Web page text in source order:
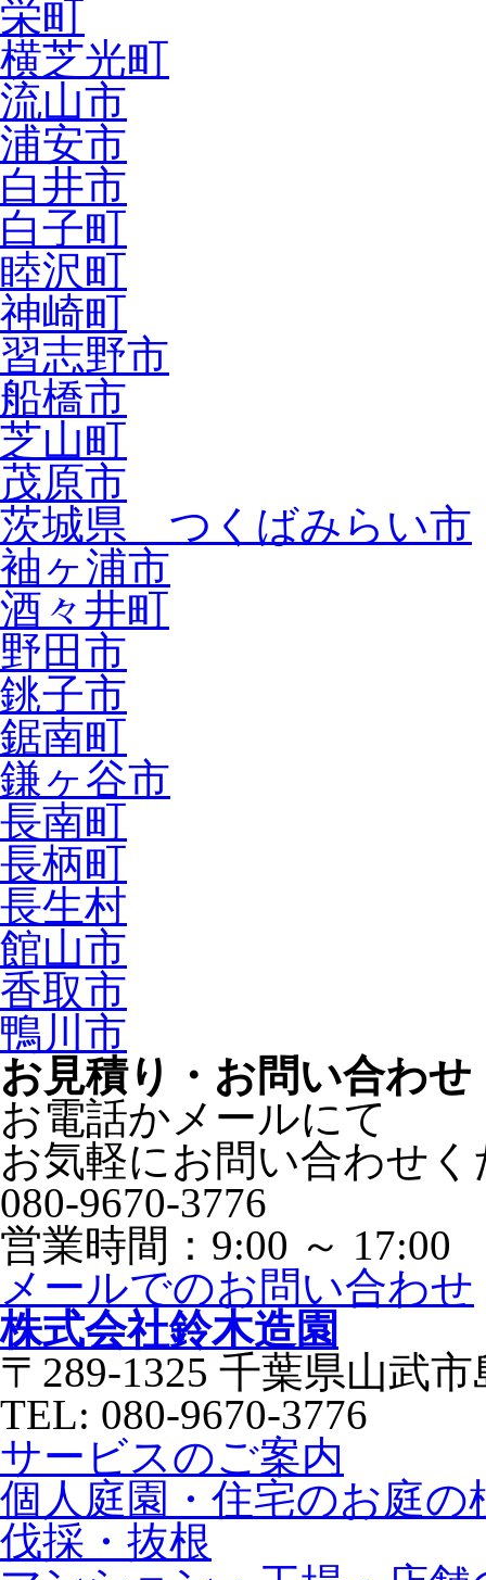
栄町
横芝光町
流山市
浦安市
白井市
白子町
睦沢町
神崎町
習志野市
船橋市
芝山町
茂原市
茨城県 つくばみらい市
袖ヶ浦市
酒々井町
野田市
銚子市
鋸南町
鎌ヶ谷市
長南町
長柄町
長生村
館山市
香取市
鴨川市
お見積り・お問い合わせ
お電話かメールにて
お気軽にお問い合わせ
080-9670-3776
営業時間：9:00 ～ 17:00
メールでのお問い合わせ
株式会社鈴木造園
〒289-1325 千葉県山武市
TEL: 080-9670-3776
サービスのご案内
個人庭園・住宅のお庭の
伐採・抜根